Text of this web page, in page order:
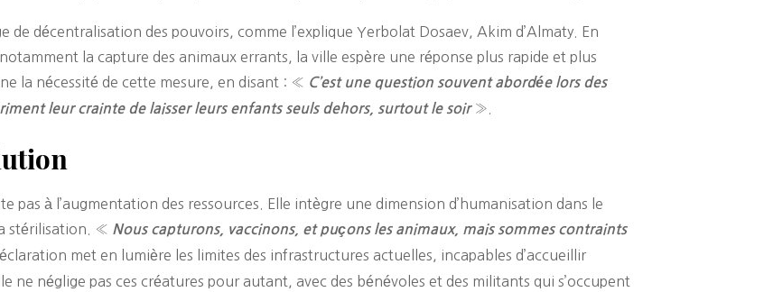
de décentralisation des pouvoirs, comme l’explique Yerbolat Dosaev, Akim d’Almaty. En
la capture des animaux errants, la ville espère une réponse plus rapide et plus
la nécessité de cette mesure, en disant : « C’est une question souvent abordée lors des
leur crainte de laisser leurs enfants seuls dehors, surtout le soir ».
pas à l’augmentation des ressources. Elle intègre une dimension d’humanisation dans le
stérilisation. « Nous capturons, vaccinons, et puçons les animaux, mais sommes contraints
met en lumière les limites des infrastructures actuelles, incapables d’accueillir
ne néglige pas ces créatures pour autant, avec des bénévoles et des militants qui s’occupent